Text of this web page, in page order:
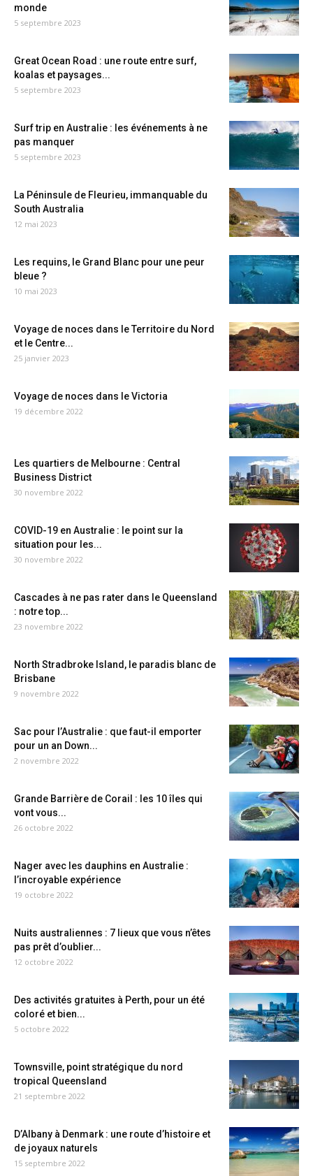
monde
5 septembre 2023
Great Ocean Road : une route entre surf,
koalas et paysages...
5 septembre 2023
Surf trip en Australie : les événements à ne
pas manquer
5 septembre 2023
La Péninsule de Fleurieu, immanquable du
South Australia
12 mai 2023
Les requins, le Grand Blanc pour une peur
bleue ?
10 mai 2023
Voyage de noces dans le Territoire du Nord
et le Centre...
25 janvier 2023
Voyage de noces dans le Victoria
19 décembre 2022
Les quartiers de Melbourne : Central
Business District
30 novembre 2022
COVID-19 en Australie : le point sur la
situation pour les...
30 novembre 2022
Cascades à ne pas rater dans le Queensland
: notre top...
23 novembre 2022
North Stradbroke Island, le paradis blanc de
Brisbane
9 novembre 2022
Sac pour l’Australie : que faut-il emporter
pour un an Down...
2 novembre 2022
Grande Barrière de Corail : les 10 îles qui
vont vous...
26 octobre 2022
Nager avec les dauphins en Australie :
l’incroyable expérience
19 octobre 2022
Nuits australiennes : 7 lieux que vous n’êtes
pas prêt d’oublier...
12 octobre 2022
Des activités gratuites à Perth, pour un été
coloré et bien...
5 octobre 2022
Townsville, point stratégique du nord
tropical Queensland
21 septembre 2022
D’Albany à Denmark : une route d’histoire et
de joyaux naturels
15 septembre 2022